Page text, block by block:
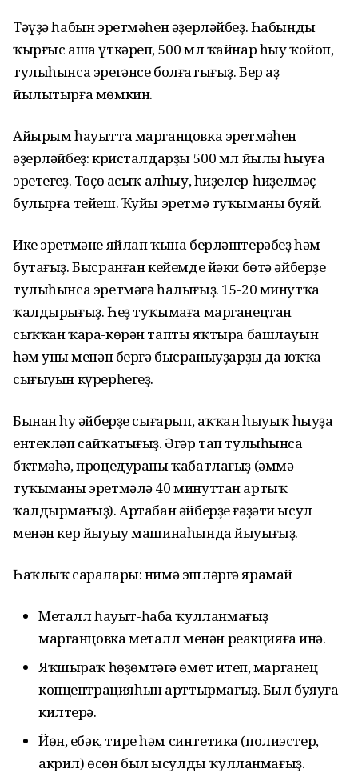
Тәүҙә һабын эретмәһен әҙерләйбеҙ. Һабынды
ҡырғыс аша үткәреп, 500 мл ҡайнар һыу ҡойоп,
тулыһынса эрегәнсе болғатығыҙ. Бер аҙ
йылытырға мөмкин.
Айырым һауытта марганцовка эретмәһен
әҙерләйбеҙ: кристалдарҙы 500 мл йылы һыуға
эретегеҙ. Төҫө асыҡ алһыу, һиҙелер-һиҙелмәҫ
булырға тейеш. Ҡуйы эретмә туҡыманы буяй.
Ике эретмәне яйлап ҡына берләштерәбеҙ һәм
бутағыҙ. Бысранған кейемде йәки бөтә әйберҙе
тулыһынса эретмәгә һалығыҙ. 15-20 минутҡа
ҡалдырығыҙ. Һеҙ туҡымаға марганецтан
сыҡҡан ҡара-көрән таптың яҡтыра башлауын
һәм уның менән бергә бысраныуҙарҙың да юҡҡа
сығыуын күрерһегеҙ.
Бынан һуң әйберҙе сығарып, аҡҡан һыуыҡ һыуҙа
ентекләп сайҡатығыҙ. Әгәр тап тулыһынса
бҡтмәһә, процедураны ҡабатлағыҙ (әммә
туҡыманы эретмәлә 40 минуттан артыҡ
ҡалдырмағыҙ). Артабан әйберҙе ғәҙәти ысул
менән кер йыуыу машинаһында йыуығыҙ.
Һаҡлыҡ саралары: нимә эшләргә ярамай
Металл һауыт-һаба ҡулланмағыҙ
марганцовка металл менән реакцияға инә.
Яҡшыраҡ һөҙөмтәгә өмөт итеп, марганец
концентрацияһын арттырмағыҙ. Был буяуға
килтерә.
Йөн, ебәк, тире һәм синтетика (полиэстер,
акрил) өсөн был ысулды ҡулланмағыҙ.